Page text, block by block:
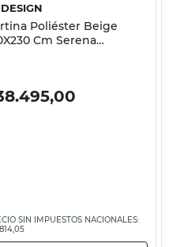
Poliéster Beige
Cm Serena
SIN IMPUESTOS NACIONALES: